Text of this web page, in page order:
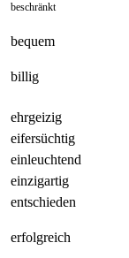
beschränkt
bequem
billig
ehrgeizig
eifersüchtig
einleuchtend
einzigartig
entschieden
erfolgreich